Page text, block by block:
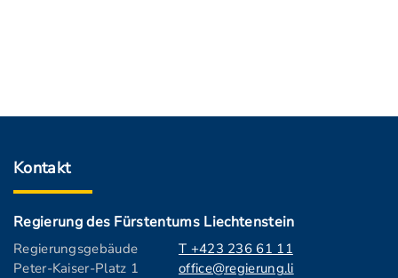
Kontakt
Regierung des Fürstentums Liechtenstein
Regierungsgebäude
Peter-Kaiser-Platz 1
T +423 236 61 11
office@regierung.li